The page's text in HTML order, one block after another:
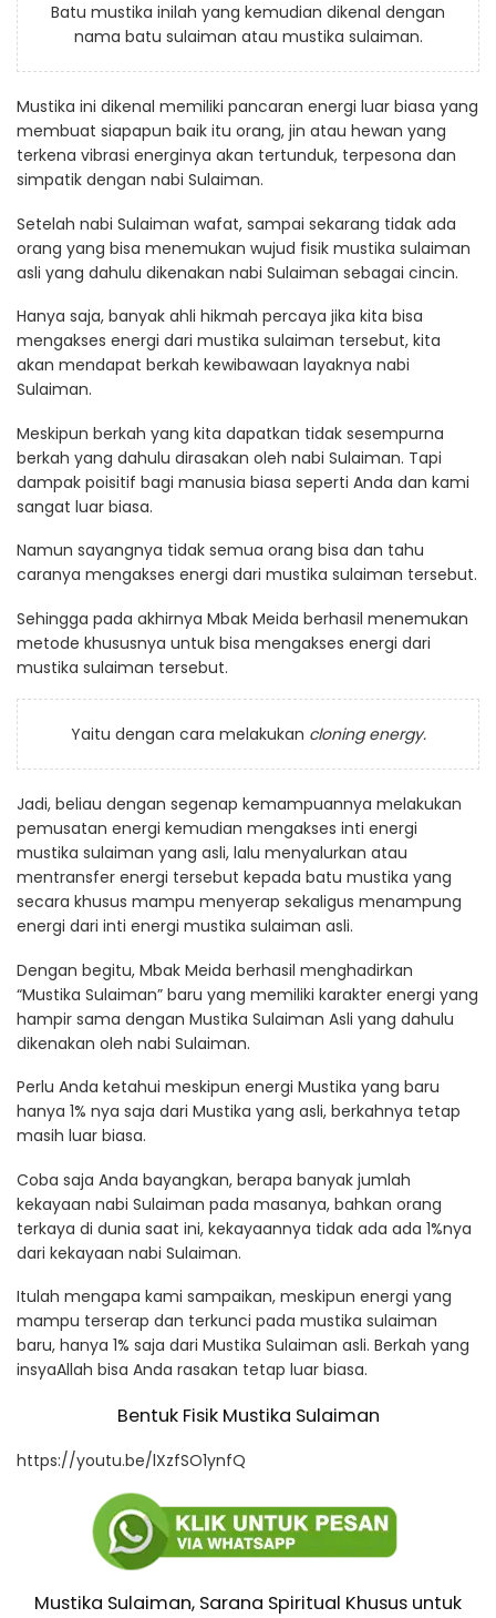
Batu mustika inilah yang kemudian dikenal dengan
nama batu sulaiman atau mustika sulaiman.
Mustika ini dikenal memiliki pancaran energi luar biasa yang
membuat siapapun baik itu orang, jin atau hewan yang
terkena vibrasi energinya akan tertunduk, terpesona dan
simpatik dengan nabi Sulaiman.
Setelah nabi Sulaiman wafat, sampai sekarang tidak ada
orang yang bisa menemukan wujud fisik mustika sulaiman
asli yang dahulu dikenakan nabi Sulaiman sebagai cincin.
Hanya saja, banyak ahli hikmah percaya jika kita bisa
mengakses energi dari mustika sulaiman tersebut, kita
akan mendapat berkah kewibawaan layaknya nabi
Sulaiman.
Meskipun berkah yang kita dapatkan tidak sesempurna
berkah yang dahulu dirasakan oleh nabi Sulaiman. Tapi
dampak poisitif bagi manusia biasa seperti Anda dan kami
sangat luar biasa.
Namun sayangnya tidak semua orang bisa dan tahu
caranya mengakses energi dari mustika sulaiman tersebut.
Sehingga pada akhirnya Mbak Meida berhasil menemukan
metode khususnya untuk bisa mengakses energi dari
mustika sulaiman tersebut.
Yaitu dengan cara melakukan cloning energy.
Jadi, beliau dengan segenap kemampuannya melakukan
pemusatan energi kemudian mengakses inti energi
mustika sulaiman yang asli, lalu menyalurkan atau
mentransfer energi tersebut kepada batu mustika yang
secara khusus mampu menyerap sekaligus menampung
energi dari inti energi mustika sulaiman asli.
Dengan begitu, Mbak Meida berhasil menghadirkan
“Mustika Sulaiman” baru yang memiliki karakter energi yang
hampir sama dengan Mustika Sulaiman Asli yang dahulu
dikenakan oleh nabi Sulaiman.
Perlu Anda ketahui meskipun energi Mustika yang baru
hanya 1% nya saja dari Mustika yang asli, berkahnya tetap
masih luar biasa.
Coba saja Anda bayangkan, berapa banyak jumlah
kekayaan nabi Sulaiman pada masanya, bahkan orang
terkaya di dunia saat ini, kekayaannya tidak ada ada 1%nya
dari kekayaan nabi Sulaiman.
Itulah mengapa kami sampaikan, meskipun energi yang
mampu terserap dan terkunci pada mustika sulaiman
baru, hanya 1% saja dari Mustika Sulaiman asli. Berkah yang
insyaAllah bisa Anda rasakan tetap luar biasa.
Bentuk Fisik Mustika Sulaiman
https://youtu.be/lXzfSO1ynfQ
Mustika Sulaiman, Sarana Spiritual Khusus untuk